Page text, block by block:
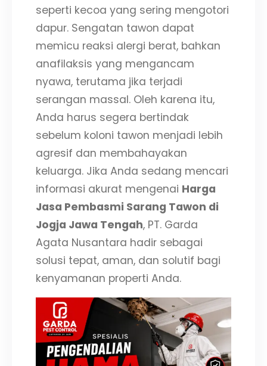
seperti kecoa yang sering mengotori
dapur. Sengatan tawon dapat
memicu reaksi alergi berat, bahkan
anafilaksis yang mengancam
nyawa, terutama jika terjadi
serangan massal. Oleh karena itu,
Anda harus segera bertindak
sebelum koloni tawon menjadi lebih
agresif dan membahayakan
keluarga. Jika Anda sedang mencari
informasi akurat mengenai Harga
Jasa Pembasmi Sarang Tawon di
Jogja Jawa Tengah, PT. Garda
Agata Nusantara hadir sebagai
solusi tepat, aman, dan solutif bagi
kenyamanan properti Anda.